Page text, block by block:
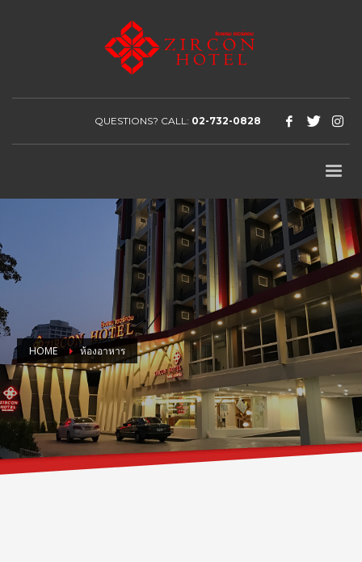
QUESTIONS? CALL: 02-732-0828
HOME ห้องอาหาร